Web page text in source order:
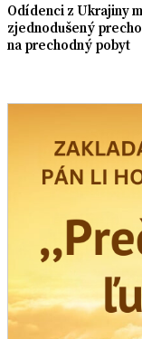
Odídenci z Ukrajiny
zjednodušený
na prechodný pobyt